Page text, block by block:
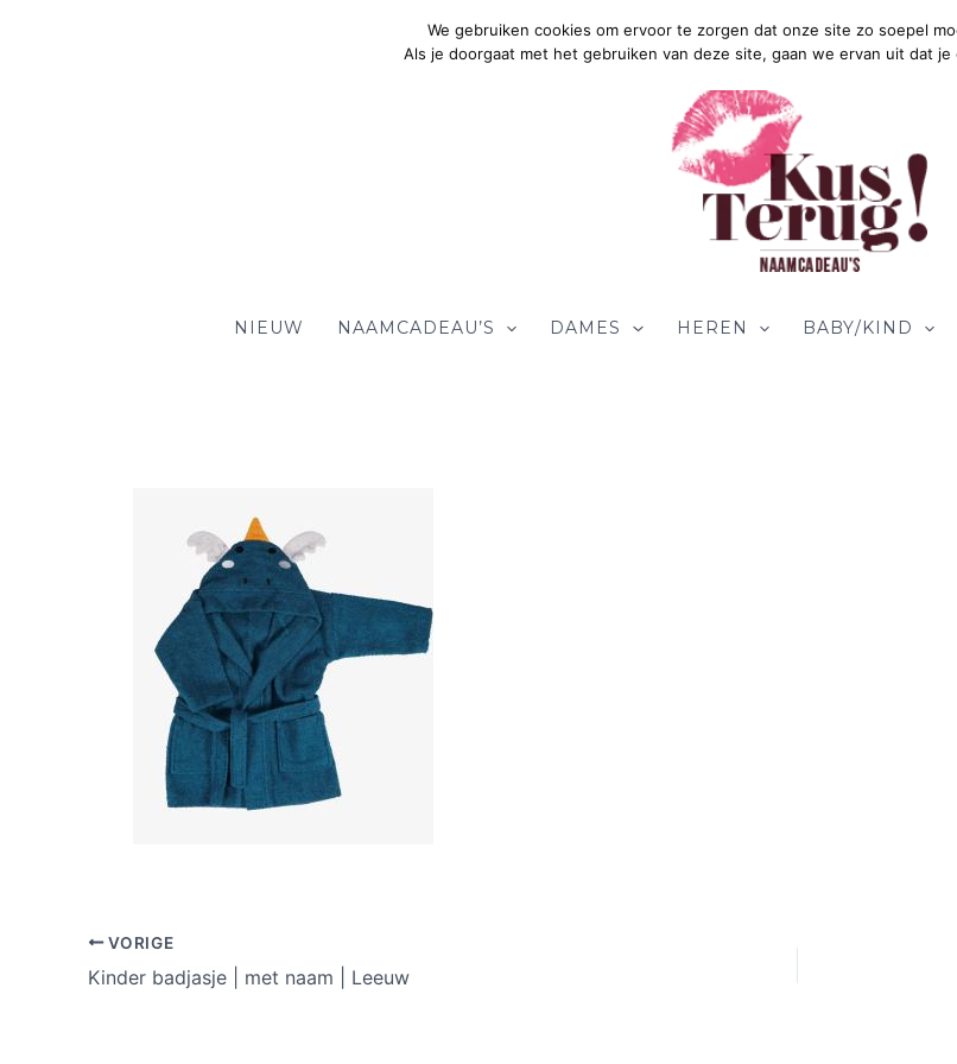
NIEUW NAAMCADEAU’S DAMES HEREN BABY/KIND
VORIGE
Kinder badjasje | met naam | Leeuw
We gebruiken cookies om ervoor te zorgen dat onze site zo soepel
Als je doorgaat met het gebruiken van deze site, gaan we ervan uit dat je